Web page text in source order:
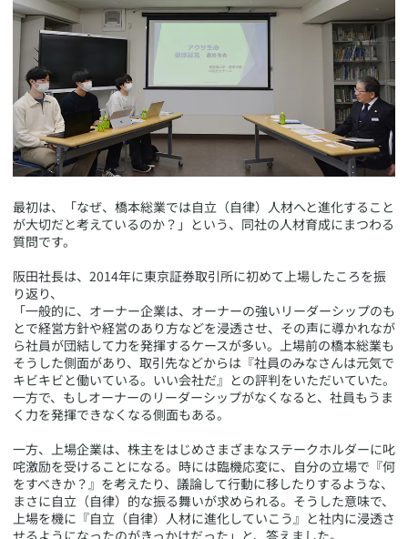
​最初は、「なぜ、橋本総業では自立（自律）人材へと進化すること
が大切だと考えているのか？」という、同社の人材育成にまつわる
質問です。
阪田社長は、2014年に東京証券取引所に初めて上場したころを振
り返り、
「一般的に、オーナー企業は、オーナーの強いリーダーシップのも
とで経営方針や経営のあり方などを浸透させ、その声に導かれなが
ら社員が団結して力を発揮するケースが多い。上場前の橋本総業も
そうした側面があり、取引先などからは『社員のみなさんは元気で
キビキビと働いている。いい会社だ』との評判をいただいていた。
一方で、もしオーナーのリーダーシップがなくなると、社員もうま
く力を発揮できなくなる側面もある。
一方、上場企業は、株主をはじめさまざまなステークホルダーに叱
咤激励を受けることになる。時には臨機応変に、自分の立場で『何
をすべきか？』を考えたり、議論して行動に移したりするような、
まさに自立（自律）的な振る舞いが求められる。そうした意味で、
上場を機に『自立（自律）人材に進化していこう』と社内に浸透さ